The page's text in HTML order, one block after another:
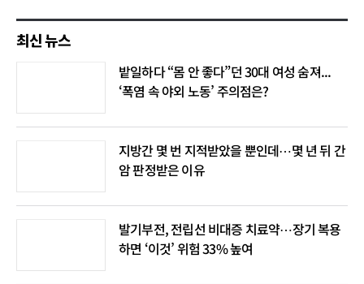
최신 뉴스
밭일하다 “몸 안 좋다”던 30대 여성 숨져...
‘폭염 속 야외 노동’ 주의점은?
지방간 몇 번 지적받았을 뿐인데⋯몇 년 뒤 간
암 판정받은 이유
발기부전, 전립선 비대증 치료약⋯장기 복용
하면 ‘이것’ 위험 33% 높여